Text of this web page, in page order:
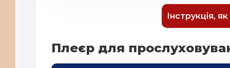
Інструкція,
Плеєр для